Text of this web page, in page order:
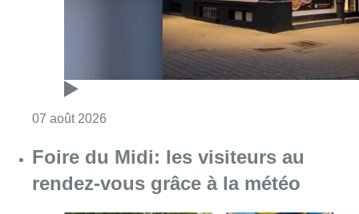
07 août 2026
Foire du Midi: les visiteurs au
rendez-vous grâce à la météo